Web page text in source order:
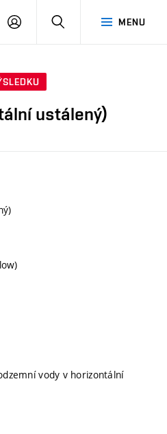
MENU
PŘIHLÁSIT
ustálený)
vody v horizontální